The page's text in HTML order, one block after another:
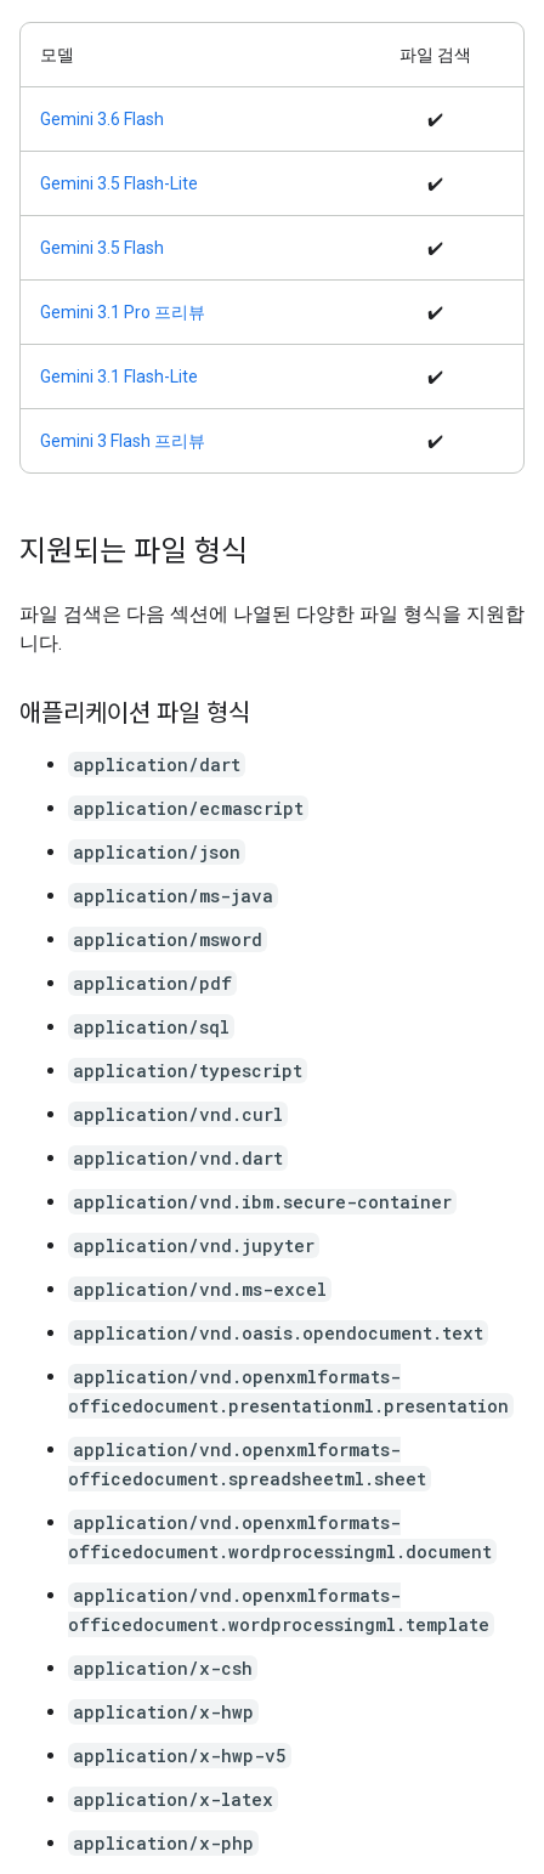
모델 파일 검색
Gemini 3.6 Flash ✔️
Gemini 3.5 Flash-Lite ✔️
Gemini 3.5 Flash ✔️
Gemini 3.1 Pro 프리뷰 ✔️
Gemini 3.1 Flash-Lite ✔️
Gemini 3 Flash 프리뷰 ✔️
지원되는 파일 형식
파일 검색은 다음 섹션에 나열된 다양한 파일 형식을 지원합
니다.
애플리케이션 파일 형식
application/dart
application/ecmascript
application/json
application/ms-java
application/msword
application/pdf
application/sql
application/typescript
application/vnd.curl
application/vnd.dart
application/vnd.ibm.secure-container
application/vnd.jupyter
application/vnd.ms-excel
application/vnd.oasis.opendocument.text
application/vnd.openxmlformats-
officedocument.presentationml.presentation
application/vnd.openxmlformats-
officedocument.spreadsheetml.sheet
application/vnd.openxmlformats-
officedocument.wordprocessingml.document
application/vnd.openxmlformats-
officedocument.wordprocessingml.template
application/x-csh
application/x-hwp
application/x-hwp-v5
application/x-latex
application/x-php